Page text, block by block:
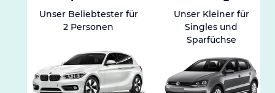
Unser Beliebtester für
2 Personen
Unser Kleiner für
Singles und
Sparfüchse